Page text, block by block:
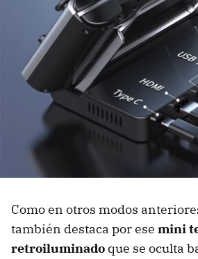
Como en otros modos
también destaca por ese mini
retroiluminado que se oculta